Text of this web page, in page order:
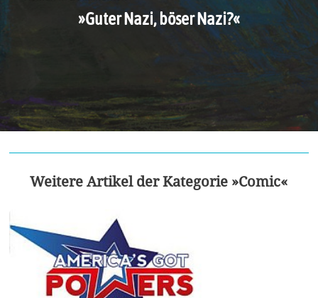
»Guter Nazi, böser Nazi?«
Weitere Artikel der Kategorie »Comic«